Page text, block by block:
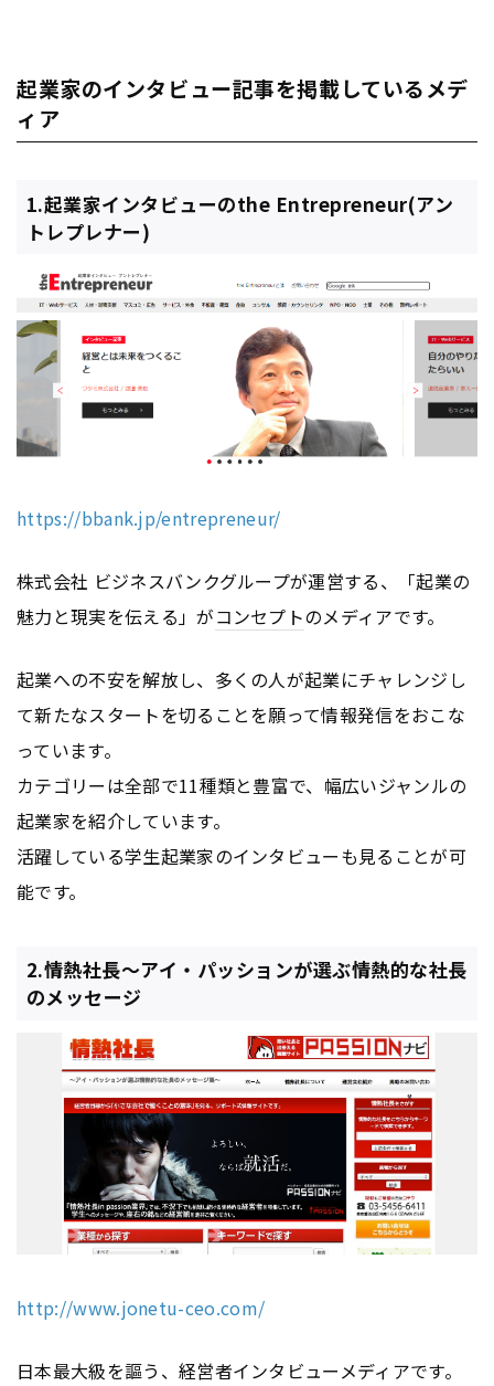
起業家のインタビュー記事を掲載しているメデ
ィア
1.起業家インタビューのthe Entrepreneur(アン
トレプレナー)
https://bbank.jp/entrepreneur/
株式会社 ビジネスバンクグループが運営する、「起業の
魅力と現実を伝える」がコンセプトのメディアです。
起業への不安を解放し、多くの人が起業にチャレンジし
て新たなスタートを切ることを願って情報発信をおこな
っています。
カテゴリーは全部で11種類と豊富で、幅広いジャンルの
起業家を紹介しています。
活躍している学生起業家のインタビューも見ることが可
能です。
2.情熱社長〜アイ・パッションが選ぶ情熱的な社長
のメッセージ
http://www.jonetu-ceo.com/
日本最大級を謳う、経営者インタビューメディアです。